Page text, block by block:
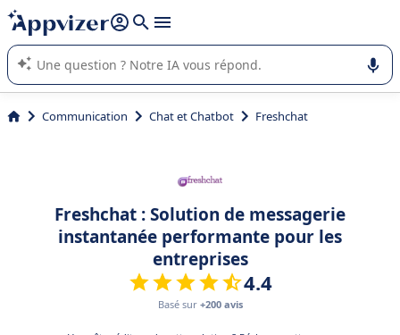
répondre (plusieurs lignes avec
L'IA de Appvizer vous guide dans l'utilisation ou la sélection de
logiciel SaaS en entreprise.
Communication Chat et Chatbot Freshchat
Freshchat : Solution de messagerie
instantanée performante pour les
entreprises
4.4
Basé sur +200 avis